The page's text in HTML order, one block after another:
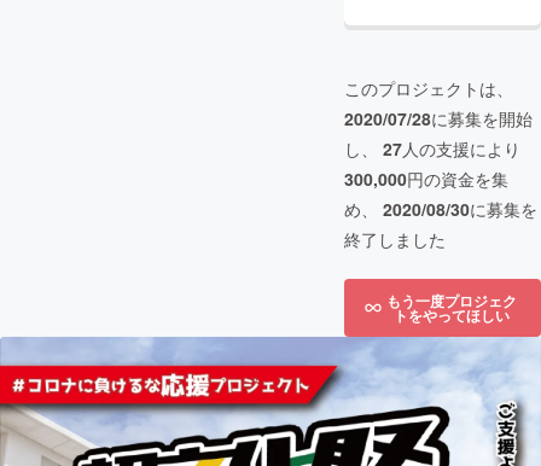
このプロジェクトは、
2020/07/28に募集を開始
し、 27人の支援により
300,000円の資金を集
め、 2020/08/30に募集を
終了しました
もう一度プロジェク
トをやってほしい